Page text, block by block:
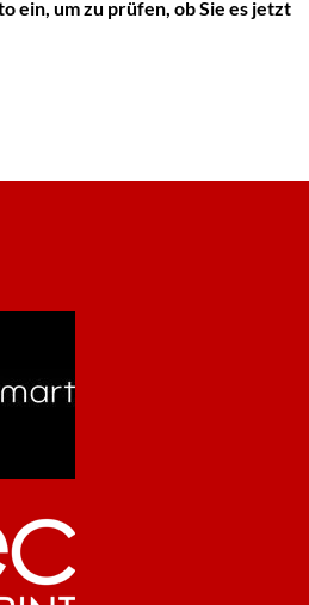
ein, um zu prüfen, ob Sie es jetzt